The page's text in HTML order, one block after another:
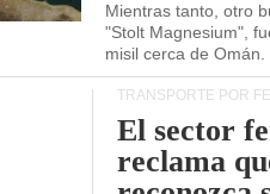
Mientras tanto, otro
"Stolt Magnesium",
misil cerca de Omán.
TRANSPORTE POR
El sector
reclama